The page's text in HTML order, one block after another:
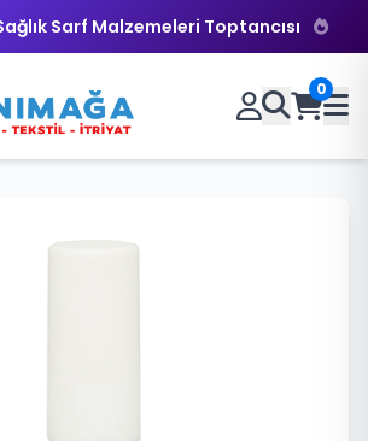
Sarf Malzemeleri Toptancısı
0